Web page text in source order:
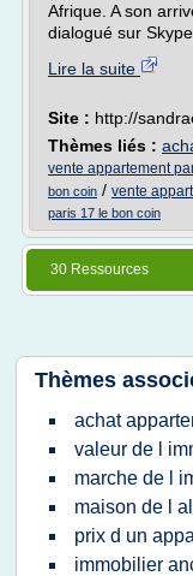
Afrique. A son
dialogué sur
Lire la suite
Site : http://
Thèmes liés :
vente appartement
bon coin / vente
paris 17 le bon coin
30 Ressources
Thèmes
achat
valeur de l
marche de l
maison de l
prix d un
immobilier